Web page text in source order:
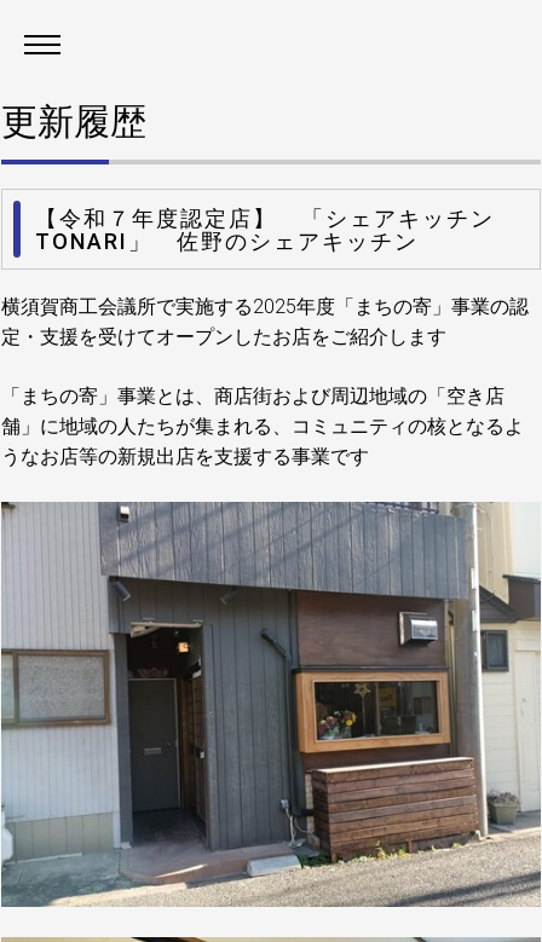
更新履歴
【令和７年度認定店】 「シェアキッチン
TONARI」 佐野のシェアキッチン
横須賀商工会議所で実施する2025年度「まちの寄」事業の認
定・支援を受けてオープンしたお店をご紹介します
「まちの寄」事業とは、商店街および周辺地域の「空き店
舗」に地域の人たちが集まれる、コミュニティの核となるよ
うなお店等の新規出店を支援する事業です